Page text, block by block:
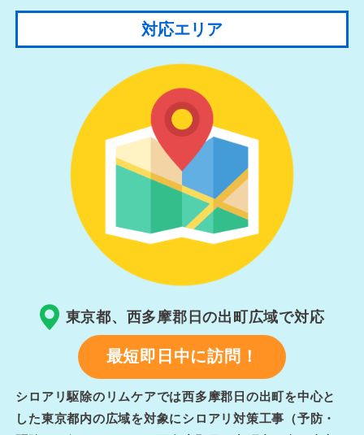
対応エリア
東京都、西多摩郡日の出町広域で対応
最短即日中に訪問！
シロアリ駆除のリムケアでは西多摩郡日の出町を中心と
した東京都内の広域を対象にシロアリ対策工事（予防・